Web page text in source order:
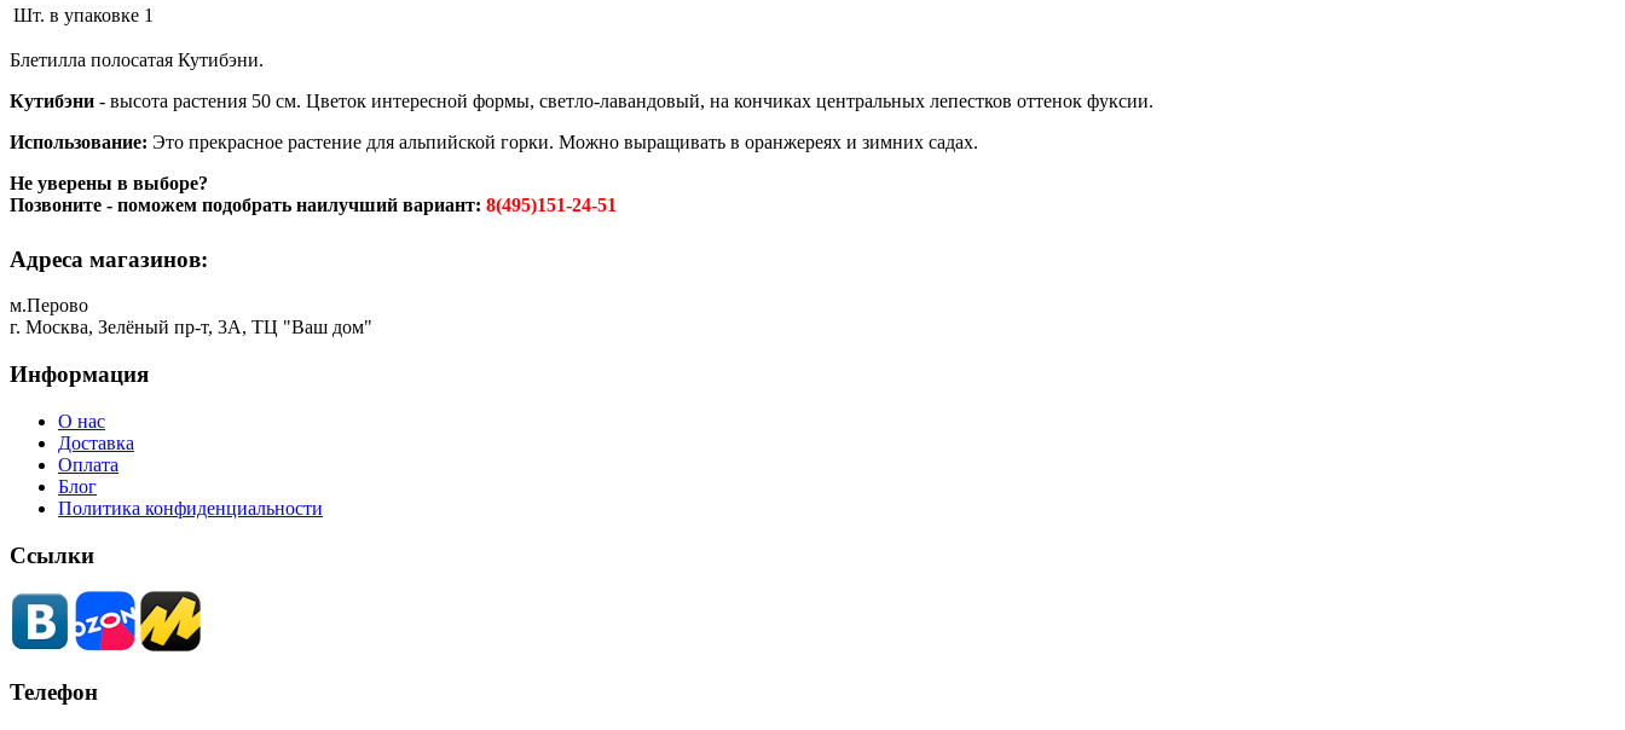
Шт. в упаковке 1
Блетилла полосатая Кутибэни.
Кутибэни - высота растения 50 см. Цветок интересной формы, светло-лавандовый, на кончиках центральных лепестков оттенок фуксии.
Использование: Это прекрасное растение для альпийской горки. Можно выращивать в оранжереях и зимних садах.
Не уверены в выборе?
Позвоните - поможем подобрать наилучший вариант: 8(495)151-24-51
Адреса магазинов:
м.Перово
г. Москва, Зелёный пр-т, 3А, ТЦ "Ваш дом"
Информация
О нас
Доставка
Оплата
Блог
Политика конфиденциальности
Ссылки
Телефон